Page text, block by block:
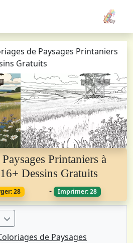
de Paysages Printaniers
Gratuits
Printaniers à
Dessins Gratuits
28 - Imprimer: 28
de Paysages